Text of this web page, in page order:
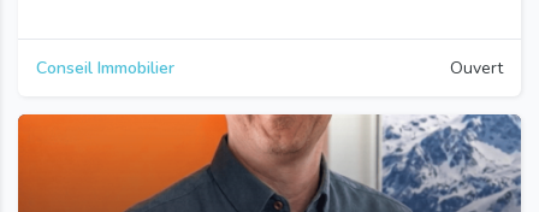
Conseil Immobilier Ouvert